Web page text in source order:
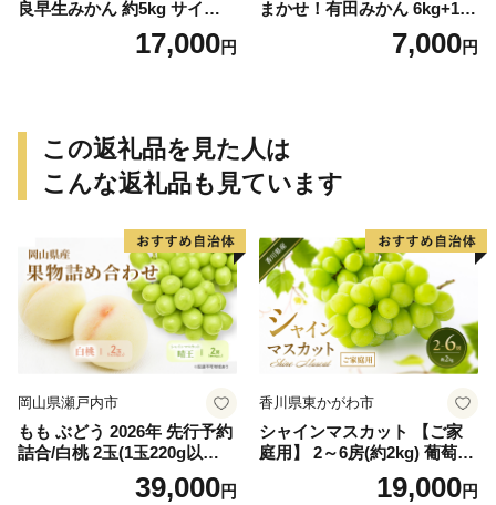
良早生みかん 約5kg サイズお
まかせ【sml106C】17,000円
まかせ！有田みかん 6kg+1kg
保証分 11月から12月下旬ま
でに順次発送致します。 / 訳
7,000円
この返礼品を見た人は
こんな返礼品も見ています
岡山県瀬戸内市
もも ぶどう 2026年 先行予約
詰合/白桃 2玉(1玉220g以
上)・シャインマスカット 晴
39,000円
香川県東かがわ市
シャインマスカット 【ご家
庭用】 2～6房(約2kg) 葡萄 ぶ
どう ブドウ フルーツ 果物 く
だもの 果実 旬の果物 旬のフ
19,000円